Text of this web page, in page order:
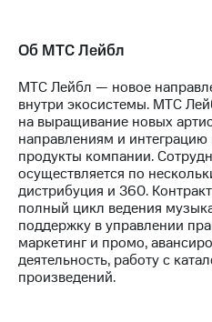
Порядок
выкупа
Дивиденды
Рынок
облигаций
Описание
Еврооблигации-
Уведомление
о
погашении
именных
облигаций
Другое
Об МТС Лейбл
МТС Лейбл — новое
внутри экосистемы. МТС
на выращивание новых
направлениям и интеграцию
продукты компании.
осуществляется по
дистрибуция и 360.
полный цикл ведения
поддержку в управлении
маркетинг и промо,
деятельность, работу с
произведений.